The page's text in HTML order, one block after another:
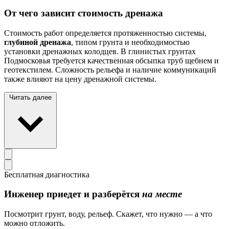
От чего зависит стоимость дренажа
Стоимость работ определяется протяженностью системы,
глубиной дренажа, типом грунта и необходимостью
установки дренажных колодцев. В глинистых грунтах
Подмосковья требуется качественная обсыпка труб щебнем и
геотекстилем. Сложность рельефа и наличие коммуникаций
также влияют на цену дренажной системы.
Читать далее
Бесплатная диагностика
Инженер приедет и разберётся на месте
Посмотрит грунт, воду, рельеф. Скажет, что нужно — а что
можно отложить.